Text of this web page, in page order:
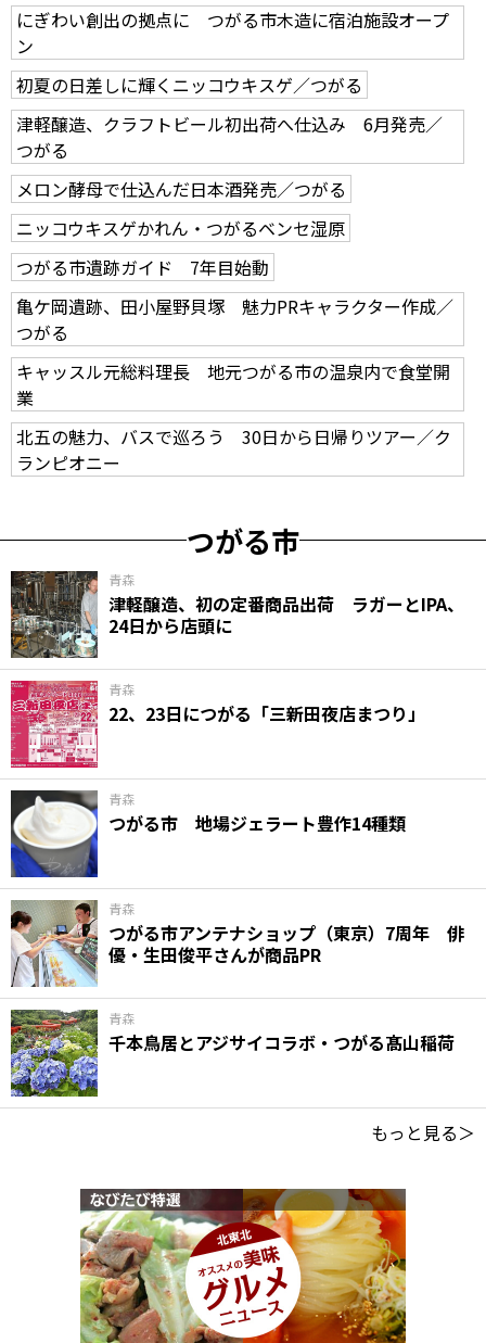
にぎわい創出の拠点に つがる市木造に宿泊施設オープ
ン
初夏の日差しに輝くニッコウキスゲ／つがる
津軽醸造、クラフトビール初出荷へ仕込み 6月発売／
つがる
メロン酵母で仕込んだ日本酒発売／つがる
ニッコウキスゲかれん・つがるベンセ湿原
つがる市遺跡ガイド 7年目始動
亀ケ岡遺跡、田小屋野貝塚 魅力PRキャラクター作成／
つがる
キャッスル元総料理長 地元つがる市の温泉内で食堂開
業
北五の魅力、バスで巡ろう 30日から日帰りツアー／ク
ランピオニー
つがる市
青森
津軽醸造、初の定番商品出荷 ラガーとIPA、
24日から店頭に
青森
22、23日につがる「三新田夜店まつり」
青森
つがる市 地場ジェラート豊作14種類
青森
つがる市アンテナショップ（東京）7周年 俳
優・生田俊平さんが商品PR
青森
千本鳥居とアジサイコラボ・つがる髙山稲荷
もっと見る＞